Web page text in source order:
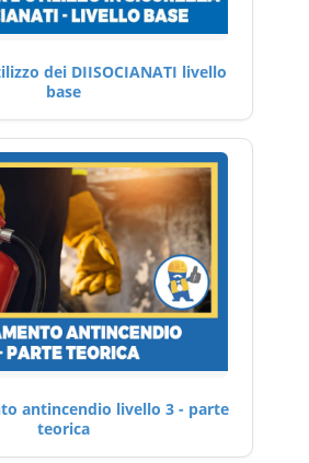
dei DIISOCIANATI livello
base
antincendio livello 3 - parte
teorica